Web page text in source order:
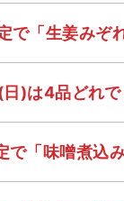
で「生姜みぞ
)は4品どれ
で「味噌煮込